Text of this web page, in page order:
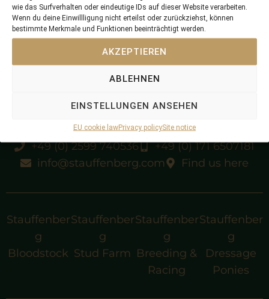
wie das Surfverhalten oder eindeutige IDs auf dieser Website verarbeiten.
Wenn du deine Einwillligung nicht erteilst oder zurückziehst, können
bestimmte Merkmale und Funktionen beeinträchtigt werden.
AKZEPTIEREN
ABLEHNEN
EINSTELLUNGEN ANSEHEN
EU cookie lawPrivacy policySite notice
Golden Whip
Dancer
(IRE)
My Charmer
Danehill
Adastra
+49 (0) 2599 740536
+49 (0) 171 6507181
info@stauffenberg.com
Find us here
Stauffenber
g
Bloodstock
Stauffenber
g
Stud Farm
Stauffenber
g
Breeding &
Racing
Stauffenber
g
Dressage
Ponies